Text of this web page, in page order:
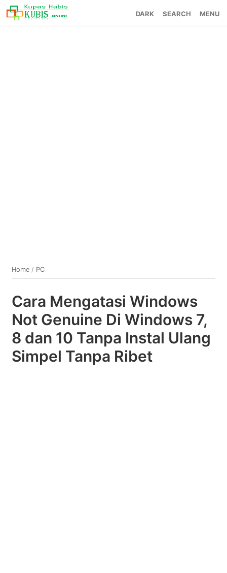
SEARCH MENU
Home / PC
Cara Mengatasi Windows
Not Genuine Di Windows 7,
8 dan 10 Tanpa Instal Ulang
Simpel Tanpa Ribet